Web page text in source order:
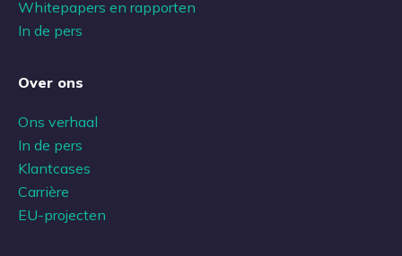
Whitepapers en rapporten
In de pers
Over ons
Ons verhaal
In de pers
Klantcases
Carrière
EU-projecten